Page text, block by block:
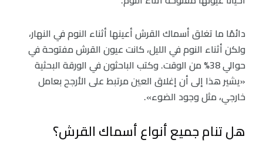
دائمًا ما تغلق أسماك القرش أعينها أثناء النوم في النهار،
ولكن أثناء النوم في الليل، كانت عيون القرش مفتوحة في
حوالي 38% من الوقت. وكتب الباحثون في الورقة البحثية
«يشير هذا إلى أن إغلاق العين مرتبط على الأرجح بعامل
خارجي، مثل وجود الضوء».
هل تنام جميع أنواع أسماك القرش؟